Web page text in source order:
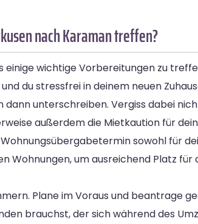
nach Karaman treffen?
wichtige Vorbereitungen zu
du stressfrei in deinem neuen
unterschreiben. Vergiss dabei
außerdem die Mietkaution für
sowohl für
Wohnungen, um ausreichend Platz
Plane im Voraus und beantrage
brauchst, der sich während des